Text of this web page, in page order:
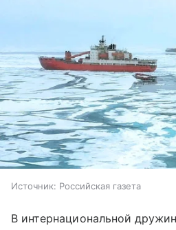
Источник: Российская газета
В интернациональной